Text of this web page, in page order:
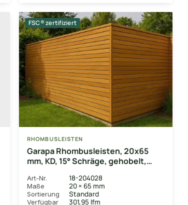
FSC® zertifiziert
RHOMBUSLEISTEN
Garapa Rhombusleisten, 20x65
mm, KD, 15° Schräge, gehobelt,
Art-Nr. 18-204028
Maße 20 × 65 mm
Sortierung Standard
Verfügbar 301,95 lfm